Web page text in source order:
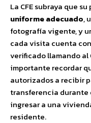
La CFE subraya que
uniforme adecuado,
fotografía vigente, y
cada visita cuenta
verificado llamando al
importante recordar
autorizados a recibir
transferencia durante
ingresar a una
residente.